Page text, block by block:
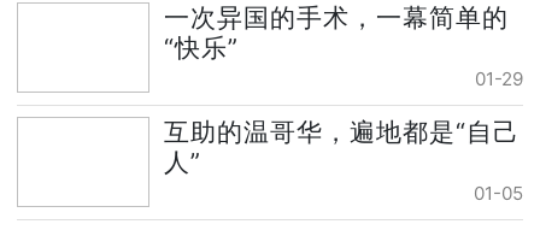
一次异国的手术，一幕简单的
“快乐”
01-29
互助的温哥华，遍地都是“自己
人”
01-05